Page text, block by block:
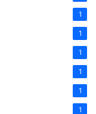
1
1
1
1
1
1